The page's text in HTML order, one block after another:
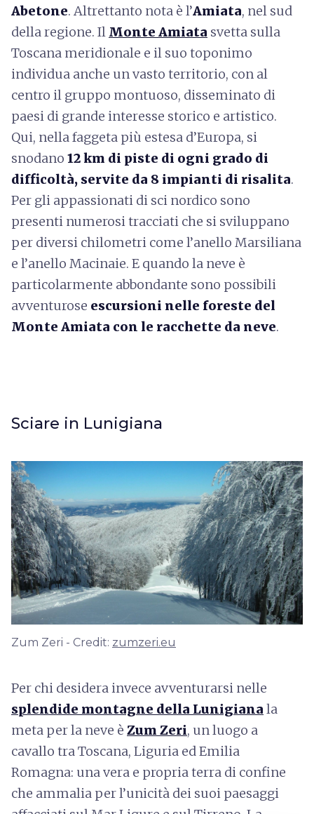
Abetone. Altrettanto nota è l’Amiata, nel sud
della regione. Il Monte Amiata svetta sulla
Toscana meridionale e il suo toponimo
individua anche un vasto territorio, con al
centro il gruppo montuoso, disseminato di
paesi di grande interesse storico e artistico.
Qui, nella faggeta più estesa d’Europa, si
snodano 12 km di piste di ogni grado di
difficoltà, servite da 8 impianti di risalita.
Per gli appassionati di sci nordico sono
presenti numerosi tracciati che si sviluppano
per diversi chilometri come l’anello Marsiliana
e l’anello Macinaie. E quando la neve è
particolarmente abbondante sono possibili
avventurose escursioni nelle foreste del
Monte Amiata con le racchette da neve.
Sciare in Lunigiana
Zum Zeri - Credit: zumzeri.eu
Per chi desidera invece avventurarsi nelle
splendide montagne della Lunigiana la
meta per la neve è Zum Zeri, un luogo a
cavallo tra Toscana, Liguria ed Emilia
Romagna: una vera e propria terra di confine
che ammalia per l’unicità dei suoi paesaggi